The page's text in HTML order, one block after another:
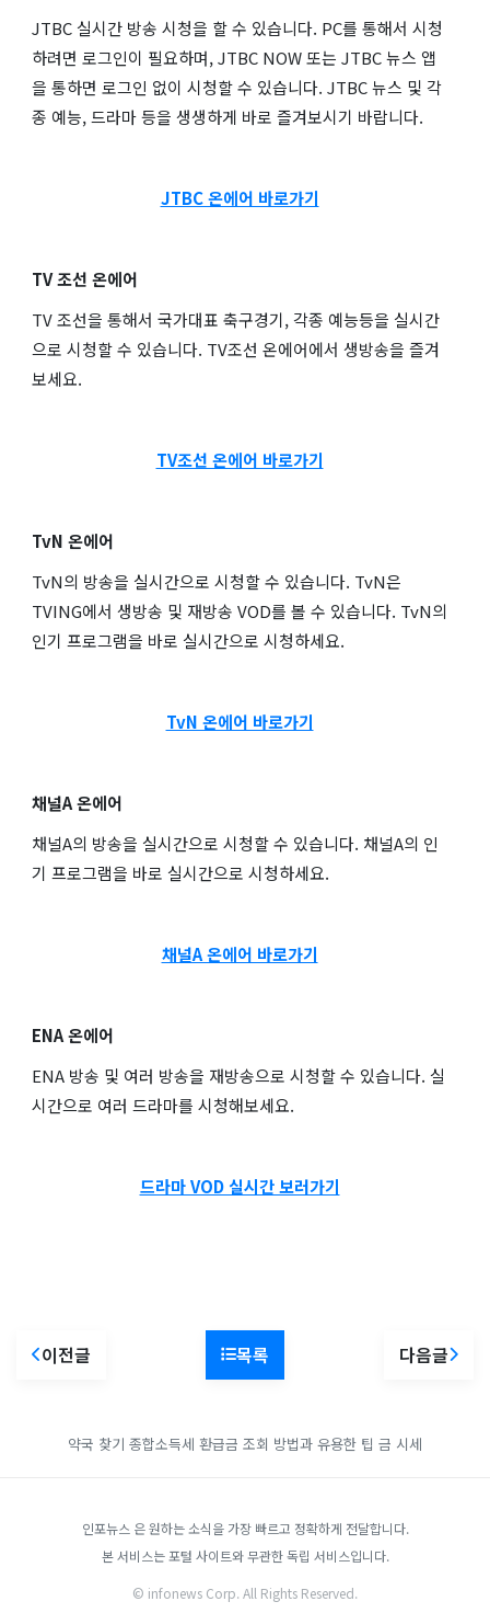
JTBC 실시간 방송 시청을 할 수 있습니다. PC를 통해서 시청
하려면 로그인이 필요하며, JTBC NOW 또는 JTBC 뉴스 앱
을 통하면 로그인 없이 시청할 수 있습니다. JTBC 뉴스 및 각
종 예능, 드라마 등을 생생하게 바로 즐겨보시기 바랍니다.
JTBC 온에어 바로가기
TV 조선 온에어
TV 조선을 통해서 국가대표 축구경기, 각종 예능등을 실시간
으로 시청할 수 있습니다. TV조선 온에어에서 생방송을 즐겨
보세요.
TV조선 온에어 바로가기
TvN 온에어
TvN의 방송을 실시간으로 시청할 수 있습니다. TvN은
TVING에서 생방송 및 재방송 VOD를 볼 수 있습니다. TvN의
인기 프로그램을 바로 실시간으로 시청하세요.
TvN 온에어 바로가기
채널A 온에어
채널A의 방송을 실시간으로 시청할 수 있습니다. 채널A의 인
기 프로그램을 바로 실시간으로 시청하세요.
채널A 온에어 바로가기
ENA 온에어
ENA 방송 및 여러 방송을 재방송으로 시청할 수 있습니다. 실
시간으로 여러 드라마를 시청해보세요.
드라마 VOD 실시간 보러가기
이전글 목록 다음글
약국 찾기 종합소득세 환급금 조회 방법과 유용한 팁 금 시세
인포뉴스 은 원하는 소식을 가장 빠르고 정확하게 전달합니다.
본 서비스는 포털 사이트와 무관한 독립 서비스입니다.
© infonews Corp. All Rights Reserved.